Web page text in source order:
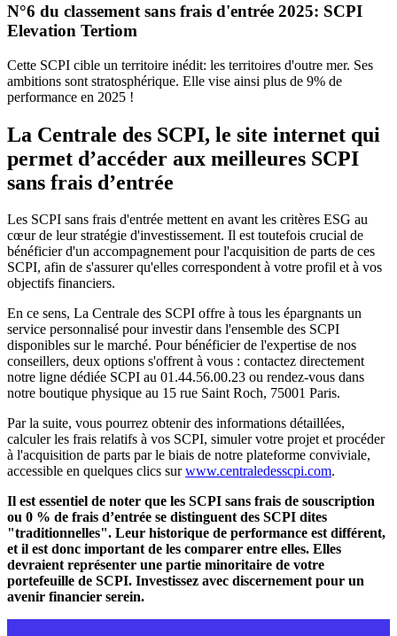
N°6 du classement sans frais d'entrée 2025: SCPI
Elevation Tertiom
Cette SCPI cible un territoire inédit: les territoires d'outre mer. Ses
ambitions sont stratosphérique. Elle vise ainsi plus de 9% de
performance en 2025 !
La Centrale des SCPI, le site internet qui
permet d’accéder aux meilleures SCPI
sans frais d’entrée
Les SCPI sans frais d'entrée mettent en avant les critères ESG au
cœur de leur stratégie d'investissement. Il est toutefois crucial de
bénéficier d'un accompagnement pour l'acquisition de parts de ces
SCPI, afin de s'assurer qu'elles correspondent à votre profil et à vos
objectifs financiers.
En ce sens, La Centrale des SCPI offre à tous les épargnants un
service personnalisé pour investir dans l'ensemble des SCPI
disponibles sur le marché. Pour bénéficier de l'expertise de nos
conseillers, deux options s'offrent à vous : contactez directement
notre ligne dédiée SCPI au 01.44.56.00.23 ou rendez-vous dans
notre boutique physique au 15 rue Saint Roch, 75001 Paris.
Par la suite, vous pourrez obtenir des informations détaillées,
calculer les frais relatifs à vos SCPI, simuler votre projet et procéder
à l'acquisition de parts par le biais de notre plateforme conviviale,
accessible en quelques clics surwww.centraledesscpi.com.
Il est essentiel de noter que les SCPI sans frais de souscription
ou 0 % de frais d’entrée se distinguent des SCPI dites
"traditionnelles". Leur historique de performance est différent,
et il est donc important de les comparer entre elles. Elles
devraient représenter une partie minoritaire de votre
portefeuille de SCPI. Investissez avec discernement pour un
avenir financier serein.